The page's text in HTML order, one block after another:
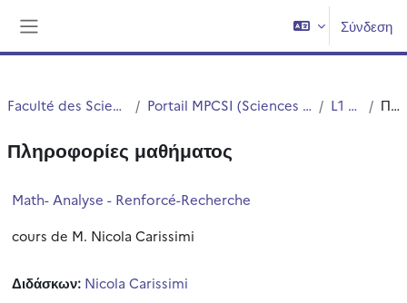
Σύνδεση
Faculté des Sciences et Technologies (FST) Portail MPCSI (Sciences Exactes et Sciences pour l'Ingénieur) L1 MPCSI - S2 Περίληψη
Πληροφορίες μαθήματος
Math- Analyse - Renforcé-Recherche
cours de M. Nicola Carissimi
Διδάσκων: Nicola Carissimi